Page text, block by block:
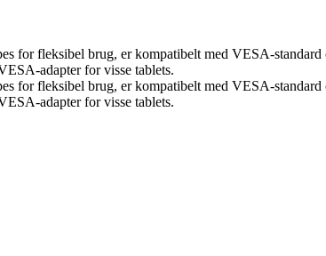
for fleksibel brug, er kompatibelt med VESA-
adapter for visse tablets.
for fleksibel brug, er kompatibelt med VESA-
adapter for visse tablets.